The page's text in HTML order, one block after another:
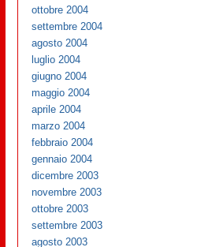
ottobre 2004
settembre 2004
agosto 2004
luglio 2004
giugno 2004
maggio 2004
aprile 2004
marzo 2004
febbraio 2004
gennaio 2004
dicembre 2003
novembre 2003
ottobre 2003
settembre 2003
agosto 2003